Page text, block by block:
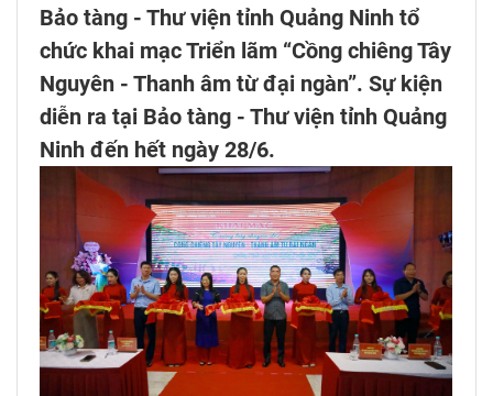
Bảo tàng - Thư viện tỉnh Quảng Ninh tổ
chức khai mạc Triển lãm “Cồng chiêng Tây
Nguyên - Thanh âm từ đại ngàn”. Sự kiện
diễn ra tại Bảo tàng - Thư viện tỉnh Quảng
Ninh đến hết ngày 28/6.